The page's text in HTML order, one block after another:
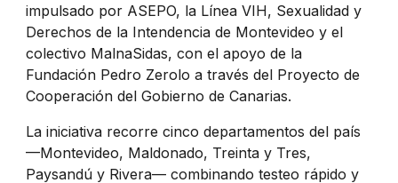
impulsado por ASEPO, la Línea VIH, Sexualidad y
Derechos de la Intendencia de Montevideo y el
colectivo MalnaSidas, con el apoyo de la
Fundación Pedro Zerolo a través del Proyecto de
Cooperación del Gobierno de Canarias.
La iniciativa recorre cinco departamentos del país
—Montevideo, Maldonado, Treinta y Tres,
Paysandú y Rivera— combinando testeo rápido y